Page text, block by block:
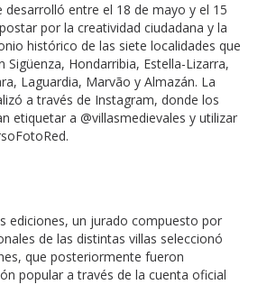
desarrolló entre el 18 de mayo y el 15
por la creatividad ciudadana y la
histórico de las siete localidades que
Sigüenza, Hondarribia, Estella-Lizarra,
Laguardia, Marvão y Almazán. La
a través de Instagram, donde los
etiquetar a @villasmedievales y utilizar
ediciones, un jurado compuesto por
de las distintas villas seleccionó
que posteriormente fueron
popular a través de la cuenta oficial